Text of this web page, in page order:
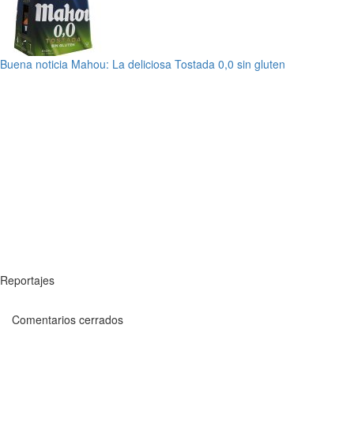
Buena noticia Mahou: La deliciosa Tostada 0,0 sin gluten
Reportajes
Comentarios cerrados